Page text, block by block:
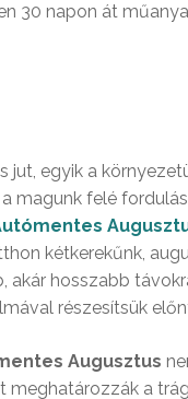
30 napon át
jut, egyik a
magunk felé
kétkerekűnk,
akár hosszabb
részesítsük
Augusztus
meghatározzák a